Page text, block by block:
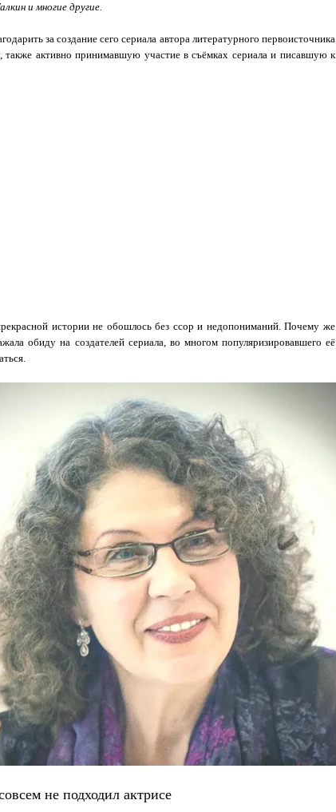
и многие другие.
за создание сего сериала автора литературного первоисточника
активно принимавшую участие в съёмках сериала и писавшую к
истории не обошлось без ссор и недопониманий. Почему же
обиду на создателей сериала, во многом популяризировавшего её
не подходил актрисе